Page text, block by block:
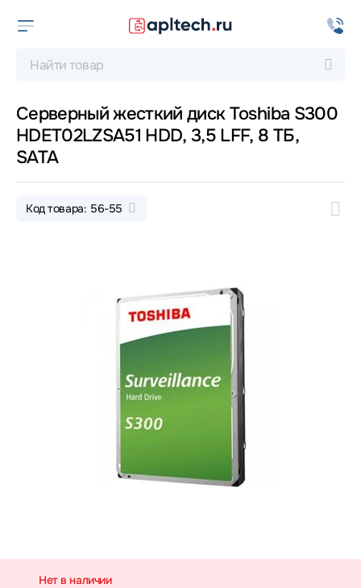
Серверный жесткий диск Toshiba S300
HDET02LZSA51 HDD, 3,5 LFF, 8 ТБ,
SATA
Код товара: 56-55
Нет в наличии